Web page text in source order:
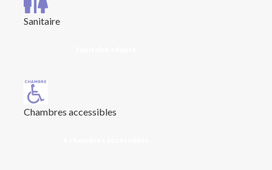
Sanitaire
Chambres accessibles